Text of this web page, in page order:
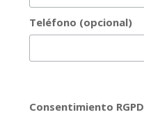
Teléfono (opcional)
Consentimiento RGPD